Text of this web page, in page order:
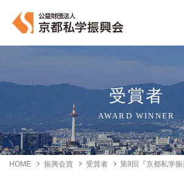
受賞者
AWARD WINNER
HOME 振興会賞 受賞者
第9回『京都私学